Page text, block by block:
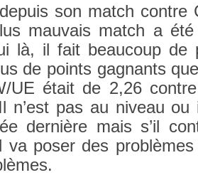
son match con­tre
mauvais match a
là, il fait be­aucoup de
de points gag­nants
UE était de 2,26
n’est pas au niveau
dernière mais s’il
va poser des